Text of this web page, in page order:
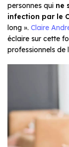
personnes qui ne
infection par le
long ». Claire
éclaire sur cette
professionnels de